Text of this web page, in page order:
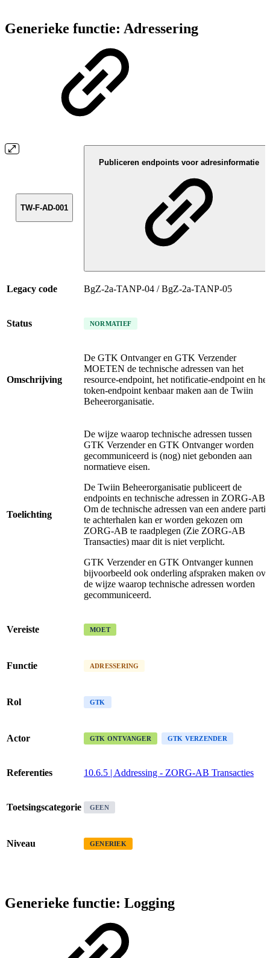
Generieke functie: Adressering
TW-F-AD-001
Publiceren endpoints voor adresinformatie
Legacy code BgZ-2a-TANP-04 / BgZ-2a-TANP-05
Status NORMATIEF
Omschrijving
De GTK Ontvanger en GTK Verzender
MOETEN de technische adressen van het
resource-endpoint, het notificatie-endpoint en het
token-endpoint kenbaar maken aan de Twiin
Beheerorganisatie.
Toelichting
De wijze waarop technische adressen tussen
GTK Verzender en GTK Ontvanger worden
gecommuniceerd is (nog) niet gebonden aan
normatieve eisen.
De Twiin Beheerorganisatie publiceert de
endpoints en technische adressen in ZORG-AB.
Om de technische adressen van een andere partij
te achterhalen kan er worden gekozen om
ZORG-AB te raadplegen (Zie ZORG-AB
Transacties) maar dit is niet verplicht.
GTK Verzender en GTK Ontvanger kunnen
bijvoorbeeld ook onderling afspraken maken
de wijze waarop technische adressen worden
gecommuniceerd.
Vereiste MOET
Functie ADRESSERING
Rol GTK
Actor GTK ONTVANGER GTK VERZENDER
Referenties 10.6.5 | Addressing - ZORG-AB Transacties
Toetsingscategorie GEEN
Niveau GENERIEK
Generieke functie: Logging